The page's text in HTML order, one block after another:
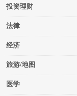
投资理财
法律
经济
旅游/地图
医学